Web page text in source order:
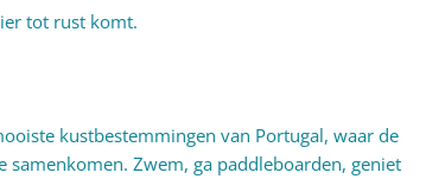
tot rust komt.
kustbestemmingen van Portugal, waar de
samenkomen. Zwem, ga paddleboarden, geniet